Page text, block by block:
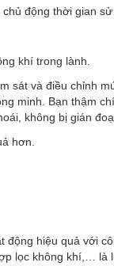
động thời gian sử
khí trong lành.
sát và điều chỉnh
minh. Bạn thậm
không bị gián
hơn.
động hiệu quả với
lọc không khí,…